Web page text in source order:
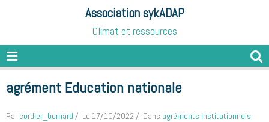
Association sykADAP
Climat et ressources
agrément Education nationale
Par cordier_bernard Le 17/10/2022 Dans agréments institutionnels